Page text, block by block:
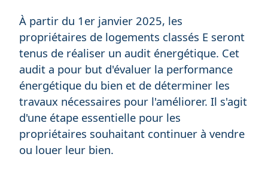
À partir du 1er janvier 2025, les
propriétaires de logements classés E seront
tenus de réaliser un audit énergétique. Cet
audit a pour but d'évaluer la performance
énergétique du bien et de déterminer les
travaux nécessaires pour l'améliorer. Il s'agit
d'une étape essentielle pour les
propriétaires souhaitant continuer à vendre
ou louer leur bien.